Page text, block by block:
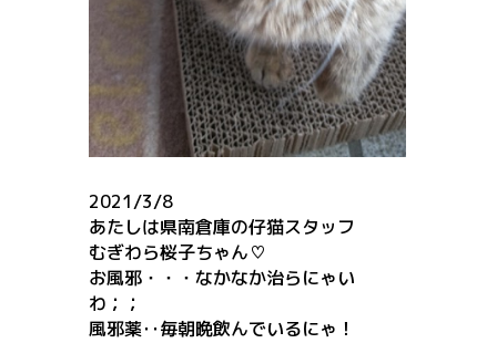
2021/3/8
あたしは県南倉庫の仔猫スタッフ
むぎわら桜子ちゃん♡
お風邪・・・なかなか治らにゃい
わ；；
風邪薬‥毎朝晩飲んでいるにゃ！